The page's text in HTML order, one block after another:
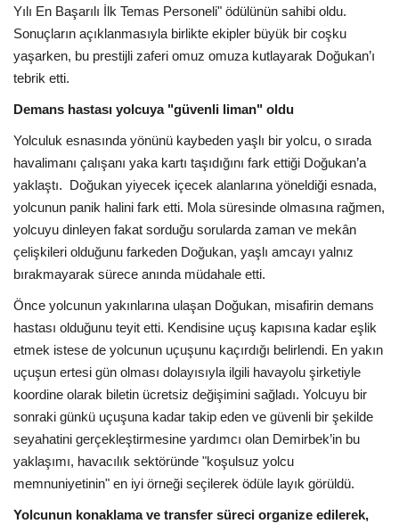
Yılı En Başarılı İlk Temas Personeli" ödülünün sahibi oldu.
Sonuçların açıklanmasıyla birlikte ekipler büyük bir coşku
yaşarken, bu prestijli zaferi omuz omuza kutlayarak Doğukan’ı
tebrik etti.
Demans hastası yolcuya "güvenli liman" oldu
Yolculuk esnasında yönünü kaybeden yaşlı bir yolcu, o sırada
havalimanı çalışanı yaka kartı taşıdığını fark ettiği Doğukan’a
yaklaştı. Doğukan yiyecek içecek alanlarına yöneldiği esnada,
yolcunun panik halini fark etti. Mola süresinde olmasına rağmen,
yolcuyu dinleyen fakat sorduğu sorularda zaman ve mekân
çelişkileri olduğunu farkeden Doğukan, yaşlı amcayı yalnız
bırakmayarak sürece anında müdahale etti.
Önce yolcunun yakınlarına ulaşan Doğukan, misafirin demans
hastası olduğunu teyit etti. Kendisine uçuş kapısına kadar eşlik
etmek istese de yolcunun uçuşunu kaçırdığı belirlendi. En yakın
uçuşun ertesi gün olması dolayısıyla ilgili havayolu şirketiyle
koordine olarak biletin ücretsiz değişimini sağladı. Yolcuyu bir
sonraki günkü uçuşuna kadar takip eden ve güvenli bir şekilde
seyahatini gerçekleştirmesine yardımcı olan Demirbek’in bu
yaklaşımı, havacılık sektöründe "koşulsuz yolcu
memnuniyetinin" en iyi örneği seçilerek ödüle layık görüldü.
Yolcunun konaklama ve transfer süreci organize edilerek,